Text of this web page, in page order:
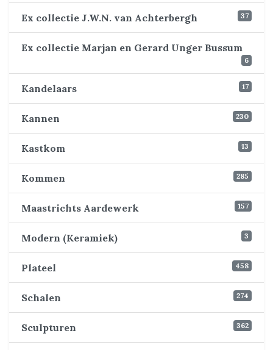
Ex collectie J.W.N. van Achterbergh 37
Ex collectie Marjan en Gerard Unger Bussum
6
Kandelaars 17
Kannen 230
Kastkom 13
Kommen 285
Maastrichts Aardewerk 157
Modern (Keramiek) 3
Plateel 458
Schalen 274
Sculpturen 362